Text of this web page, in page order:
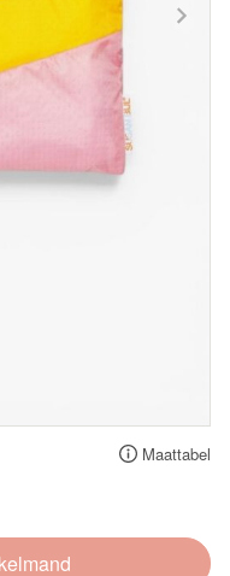
Maattabel